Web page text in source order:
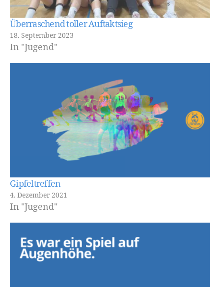
Überraschend toller Auftaktsieg
18. September 2023
In "Jugend"
Gipfeltreffen
4. Dezember 2021
In "Jugend"